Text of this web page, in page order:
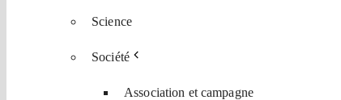
Science
Société
Association et campagne